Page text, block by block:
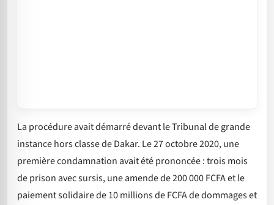
La procédure avait démarré devant le Tribunal de grande
instance hors classe de Dakar. Le 27 octobre 2020, une
première condamnation avait été prononcée : trois mois
de prison avec sursis, une amende de 200 000 FCFA et le
paiement solidaire de 10 millions de FCFA de dommages et